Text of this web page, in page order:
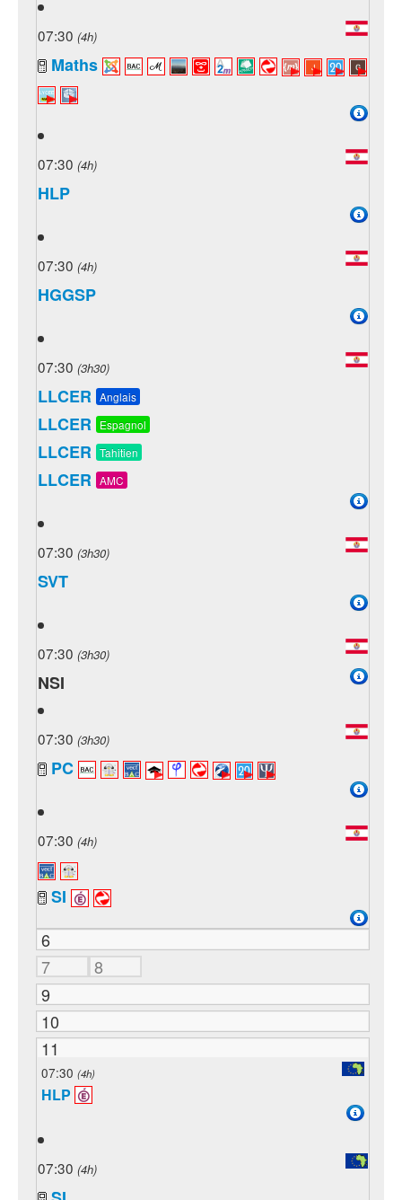
07:30 (4h)
Maths
07:30 (4h)
HLP
07:30 (4h)
HGGSP
07:30 (3h30)
LLCER Anglais
LLCER Espagnol
LLCER Tahitien
LLCER AMC
07:30 (3h30)
SVT
07:30 (3h30)
NSI
07:30 (3h30)
PC
07:30 (4h)
SI
6
7
8
9
10
11
07:30 (4h)
HLP
07:30 (4h)